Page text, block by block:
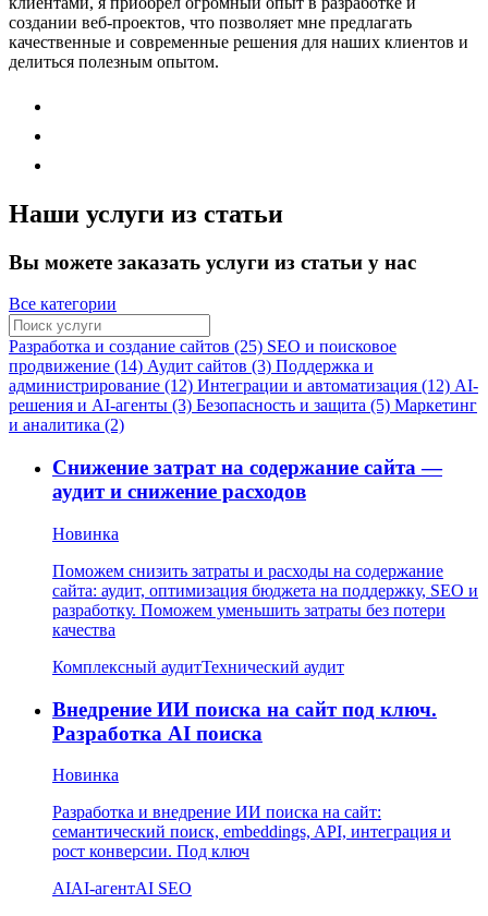
создании веб-проектов, что позволяет мне предлагать
качественные и современные решения для наших клиентов и
делиться полезным опытом.
Наши услуги из статьи
Вы можете заказать услуги из статьи у нас
Все категории
Разработка и создание сайтов (25) SEO и поисковое
продвижение (14) Аудит сайтов (3) Поддержка и
администрирование (12) Интеграции и автоматизация (12) AI-
решения и AI-агенты (3) Безопасность и защита (5) Маркетинг
и аналитика (2)
Снижение затрат на содержание сайта —
аудит и снижение расходов
Новинка
Поможем снизить затраты и расходы на содержание
сайта: аудит, оптимизация бюджета на поддержку, SEO и
разработку. Поможем уменьшить затраты без потери
качества
Комплексный аудитТехнический аудит
Внедрение ИИ поиска на сайт под ключ.
Разработка AI поиска
Новинка
Разработка и внедрение ИИ поиска на сайт:
семантический поиск, embeddings, API, интеграция и
рост конверсии. Под ключ
AIAI-агентAI SEO